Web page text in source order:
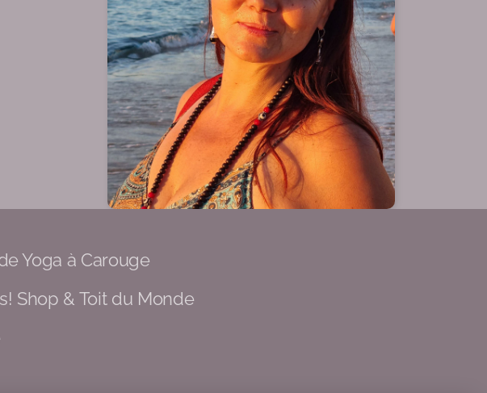
Yoga à Carouge
Shop & Toit du Monde